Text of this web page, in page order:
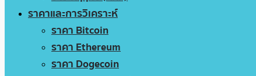
ราคาและการวิเคราะห์
ราคา Bitcoin
ราคา Ethereum
ราคา Dogecoin